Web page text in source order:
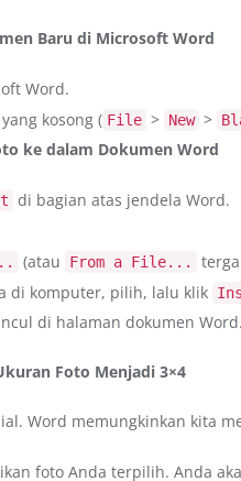
Baru di Microsoft Word
Word.
kosong ( File > New >
ke dalam Dokumen Word
di bagian atas jendela Word.
(atau From a File...
di komputer, pilih, lalu klik
di halaman dokumen Word.
Foto Menjadi 3×4
Word memungkinkan kita
foto Anda terpilih. Anda